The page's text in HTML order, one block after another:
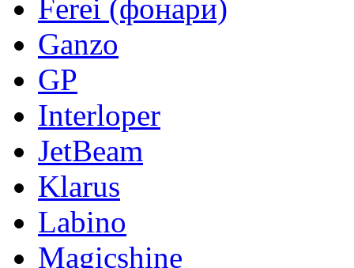
Ferei (фонари)
Ganzo
GP
Interloper
JetBeam
Klarus
Labino
Magicshine